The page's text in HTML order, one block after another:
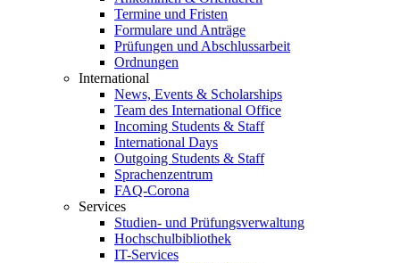
Termine und Fristen
Formulare und Anträge
Prüfungen und Abschlussarbeit
Ordnungen
International
News, Events & Scholarships
Team des International Office
Incoming Students & Staff
International Days
Outgoing Students & Staff
Sprachenzentrum
FAQ-Corona
Services
Studien- und Prüfungsverwaltung
Hochschulbibliothek
IT-Services